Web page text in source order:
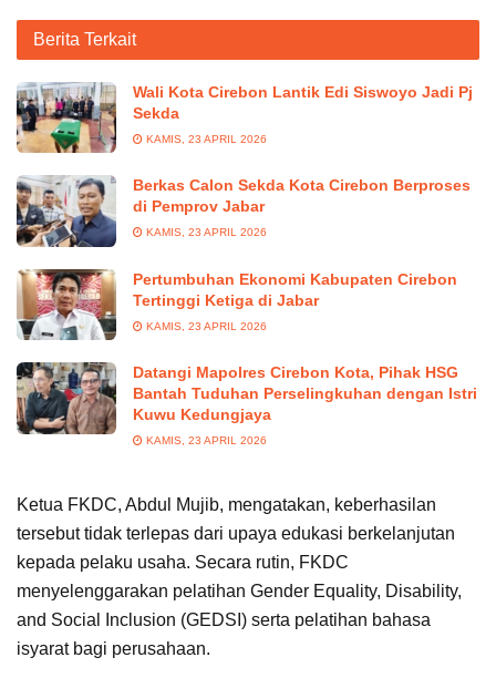
Berita Terkait
Wali Kota Cirebon Lantik Edi Siswoyo Jadi Pj
Sekda
KAMIS, 23 APRIL 2026
Berkas Calon Sekda Kota Cirebon Berproses
di Pemprov Jabar
KAMIS, 23 APRIL 2026
Pertumbuhan Ekonomi Kabupaten Cirebon
Tertinggi Ketiga di Jabar
KAMIS, 23 APRIL 2026
Datangi Mapolres Cirebon Kota, Pihak HSG
Bantah Tuduhan Perselingkuhan dengan Istri
Kuwu Kedungjaya
KAMIS, 23 APRIL 2026
Ketua FKDC, Abdul Mujib, mengatakan, keberhasilan
tersebut tidak terlepas dari upaya edukasi berkelanjutan
kepada pelaku usaha. Secara rutin, FKDC
menyelenggarakan pelatihan Gender Equality, Disability,
and Social Inclusion (GEDSI) serta pelatihan bahasa
isyarat bagi perusahaan.